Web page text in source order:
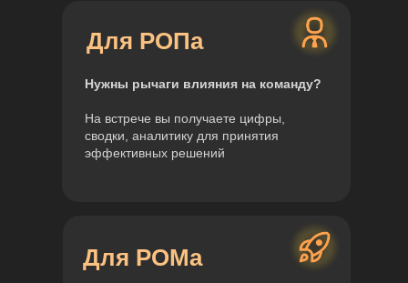
Для РОПа
Для РОМа
Нужны рычаги влияния на команду?
На встрече вы получаете цифры,
сводки, аналитику для принятия
эффективных решений